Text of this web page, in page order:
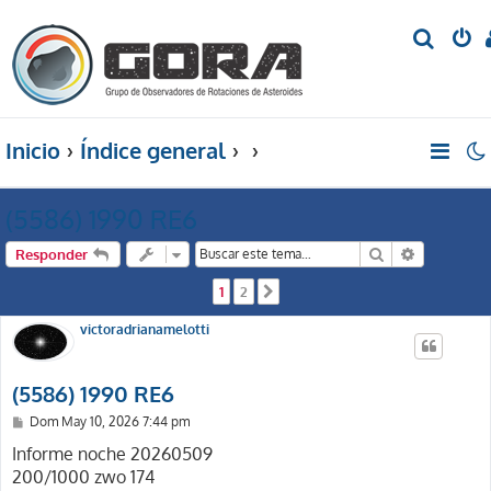
Inicio Índice general
(5586) 1990 RE6
Responder Buscar
1 2
victoradrianamelotti
(5586) 1990 RE6
M
n
a
Dom May 10, 2026 7:44 pm
Informe noche 20260509
200/1000 zwo 174